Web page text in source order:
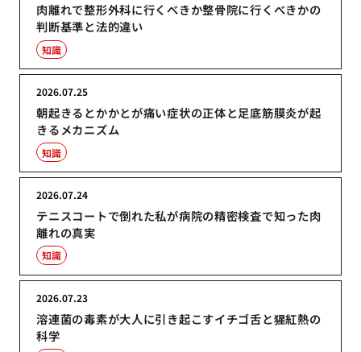
肉離れで整形外科に行くべきか整骨院に行くべきかの
判断基準と法的違い
知識
朝起きるとかかとが痛い症状の正体と足底筋膜炎が起
きるメカニズム
2026.07.25
知識
テニスコートで倒れた私が病院の精密検査で知った肉
離れの真実
2026.07.24
知識
溶連菌の毒素が大人に引き起こすイチゴ舌と猩紅熱の
科学
2026.07.23